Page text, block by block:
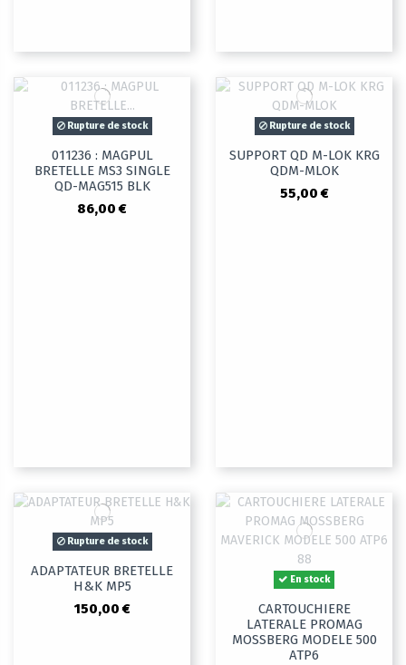
Rupture de stock
011236 : MAGPUL
BRETELLE MS3 SINGLE
QD-MAG515 BLK
86,00 €
Rupture de stock
SUPPORT QD M-LOK KRG
QDM-MLOK
55,00 €
Rupture de stock
ADAPTATEUR BRETELLE
H&K MP5
150,00 €
En stock
CARTOUCHIERE
LATERALE PROMAG
MOSSBERG MODELE 500
ATP6